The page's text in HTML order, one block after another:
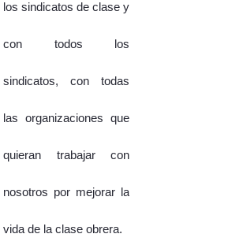
los sindicatos de clase y
con todos los
sindicatos, con todas
las organizaciones que
quieran trabajar con
nosotros por mejorar la
vida de la clase obrera.